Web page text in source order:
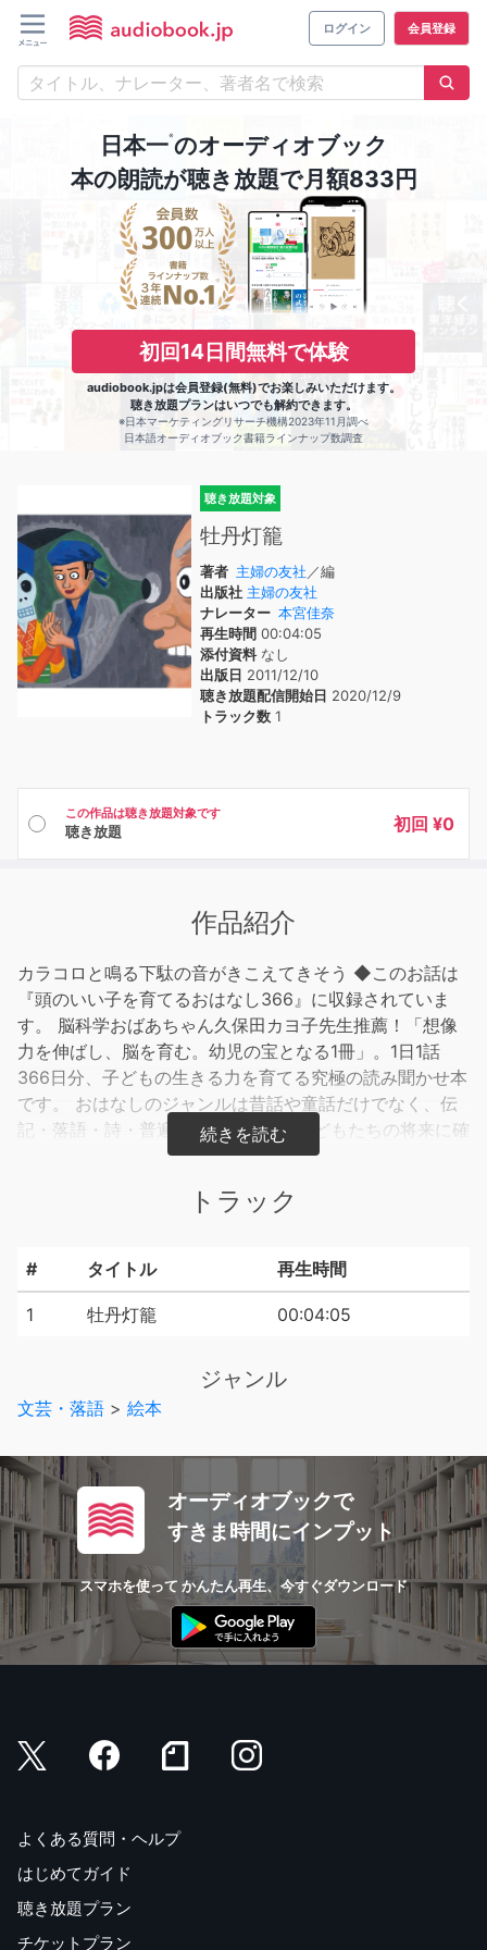
ログイン 会員登録
日本一※のオーディオブック
本の朗読が聴き放題で月額833円
初回14日間無料で体験
audiobook.jpは会員登録(無料)でお楽しみいただけます。
聴き放題プランはいつでも解約できます。
※日本マーケティングリサーチ機構2023年11月調べ
日本語オーディオブック書籍ラインナップ数調査
聴き放題対象
牡丹灯籠
著者 主婦の友社 ／編
出版社 主婦の友社
ナレーター 本宮佳奈
再生時間 00:04:05
添付資料なし
出版日 2011/12/10
聴き放題配信開始日 2020/12/9
トラック数 1
この作品は聴き放題対象です
聴き放題 初回 ¥0
作品紹介
カラコロと鳴る下駄の音がきこえてきそう ◆このお話は
『頭のいい子を育てるおはなし366』に収録されていま
す。 脳科学おばあちゃん久保田カヨ子先生推薦！「想像
力を伸ばし、脳を育む。幼児の宝となる1冊」。1日1話
366日分、子どもの生きる力を育てる究極の読み聞かせ本
です。 おはなしのジャンルは昔話や童話だけでなく、伝
記・落語・詩・普遍的な名作など、子どもたちの将来に確
実につながっていく作品を網羅していますので、知と脳を
トラック
# タイトル 再生時間
1 牡丹灯籠 00:04:05
ジャンル
文芸・落語 > 絵本
オーディオブックで
すきま時間にインプット
スマホを使って かんたん再生、今すぐダウンロード
よくある質問・ヘルプ
はじめてガイド
聴き放題プラン
チケットプラン